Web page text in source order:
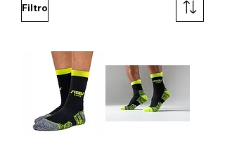
Filtro